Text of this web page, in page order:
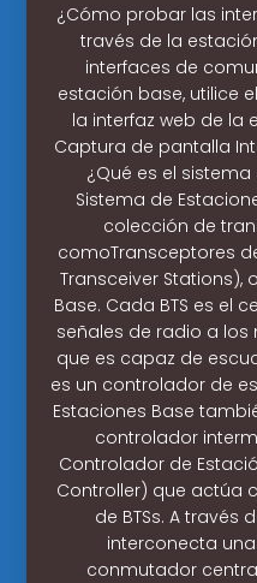
¿Cómo probar las
través de la
interfaces de
estación base, utilice
la interfaz web de la
Captura de pantalla
¿Qué es el
Sistema de
colección de
comoTransceptores
Transceiver Stations),
Base. Cada BTS es el
señales de radio a los
que es capaz de
es un controlador de
Estaciones Base
controlador
Controlador de
Controller) que actúa
de BTSs. A través
interconecta
conmutador